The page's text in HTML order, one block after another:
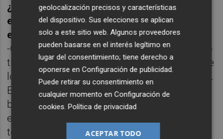
¿Qué papel juega Internet en estas
expresiones y qué opinión te ha generado
el 'caso Zapata'?
-Creo que cuando uno, profesionalmente, no
tiene jefe... acaba siendo más transgresor de
lo que es. No hay que rendir cuentas a nadie.
En mi caso, el límite es que nunca una
broma sea gratuita o de mal gusto. El límite
está justificado si hace gracia, pero sobre
todo si, como explicó Ricky Gervais [uno de
geolocalización precisos y características
del dispositivo. Sus elecciones se aplican
solo a este sitio web. Algunos proveedores
pueden basarse en el interés legítimo en
lugar del consentimiento; tiene derecho a
oponerse enConfiguración de publicidad
Puede retirar su consentimiento en
cualquier momento enConfiguración de
cookies .Política de privacidad
ACEPTAR TODO